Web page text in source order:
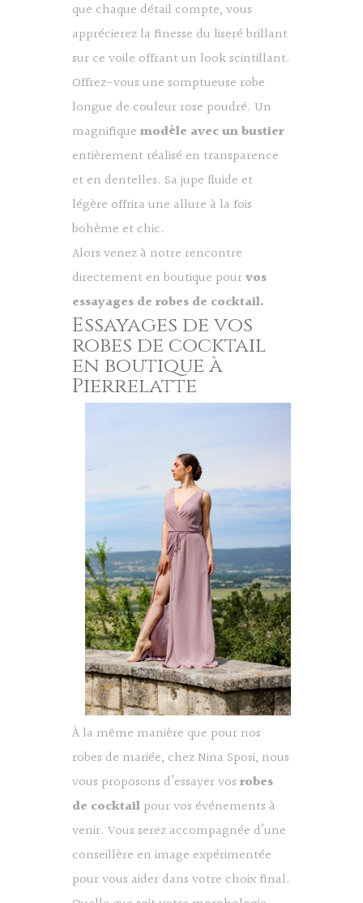
que chaque détail compte, vous
apprécierez la finesse du liseré brillant
sur ce voile offrant un look scintillant.
Offrez-vous une somptueuse robe
longue de couleur rose poudré. Un
magnifique modèle avec un bustier
entièrement réalisé en transparence
et en dentelles. Sa jupe fluide et
légère offrira une allure à la fois
bohème et chic.
Alors venez à notre rencontre
directement en boutique pourvos
essayages de robes de cocktail.
Essayages de vos
robes de cocktail
en boutique à
Pierrelatte
À la même manière que pour nos
robes de mariée, chez Nina Sposi, nous
vous proposons d’essayer vos robes
de cocktail pour vos événements à
venir. Vous serez accompagnée d’une
conseillère en image expérimentée
pour vous aider dans votre choix final.